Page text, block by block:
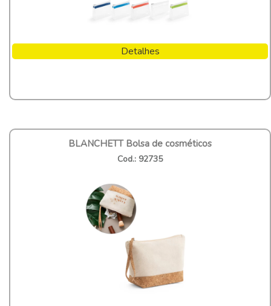
Detalhes
BLANCHETT Bolsa de cosméticos
Cod.: 92735